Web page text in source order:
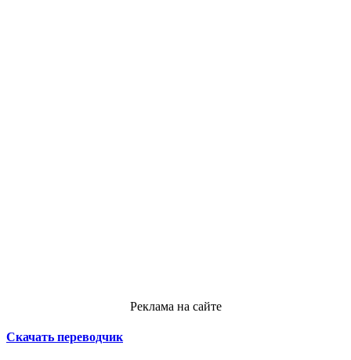
Реклама на сайте
Скачать переводчик